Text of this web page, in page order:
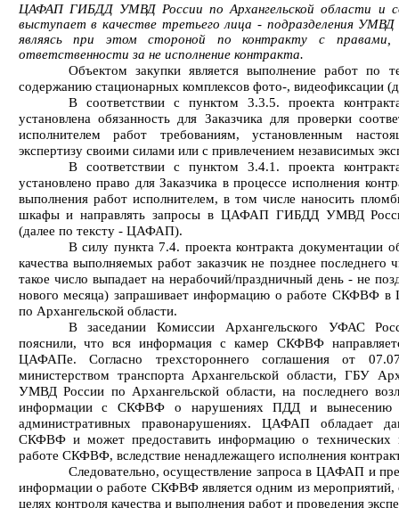
ЦАФАП ГИБДД УМВД России по Архангельской области и
выступает в качестве третьего лица - подразделения УМВД
являясь при этом стороной по контракту с правами,
ответственности за не исполнение контракта.
Объектом закупки является выполнение работ по
содержанию стационарных комплексов фото-, видеофиксации
В соответствии с пунктом 3.3.5. проекта
установлена обязанность для Заказчика для проверки
исполнителем работ требованиям, установленным
экспертизу своими силами или с привлечением независимых
В соответствии с пунктом 3.4.1. проекта
установлено право для Заказчика в процессе исполнения
выполнения работ исполнителем, в том числе наносить
шкафы и направлять запросы в ЦАФАП ГИБДД УМВД
(далее по тексту - ЦАФАП).
В силу пункта 7.4. проекта контракта документации
качества выполняемых работ заказчик не позднее последнего
такое число выпадает на нерабочий/праздничный день - не
нового месяца) запрашивает информацию о работе
по Архангельской области.
В заседании Комиссии Архангельского УФАС
пояснили, что вся информация с камер СКФВФ
ЦАФАПе. Согласно трехстороннего соглашения от
министерством транспорта Архангельской области, ГБУ
УМВД России по Архангельской области, на последнего
информации с СКФВФ о нарушениях ПДД и вынесению
административных правонарушениях. ЦАФАП обладает
СКФВФ и может предоставить информацию о технических
работе СКФВФ, вследствие ненадлежащего исполнения
Следовательно, осуществление запроса в ЦАФАП и
информации о работе СКФВФ является одним из мероприятий,
целях контроля качества и выполнения работ и проведения